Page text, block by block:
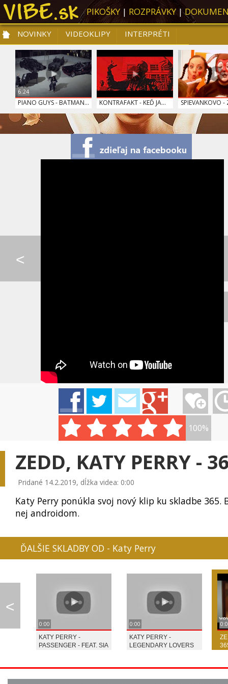
PIKOŠKY| ROZPRÁVKY|
NOVINKY
NOVINKY VIDEOKLIPY
INTERPRÉTI
PRE DETI
SLOVENSKÁ HUDBA
6:24
PIANO GUYS - BATMAN... KONTRAFAKT - KEĎ JA... SPIEVANKOVO -
MAROON 5 - SUGAR
0:01
NEO...
0:08
0:07
LINDSAY STIRLING - ...
LINDSAY STIRLING - ... FALLOUT 4
MAROON 5 -
<
100%
ZEDD, KATY PERRY -
Pridané 14.2.2019, dĺžka videa: 0:00
Katy Perry ponúkla svoj nový klip ku skladbe 365.
nej androidom.
ĎALŠIE SKLADBY OD - Katy Perry
<
0:00
KATY PERRY -
PASSENGER - FEAT. SIA
0:00
KATY PERRY -
LEGENDARY LOVERS